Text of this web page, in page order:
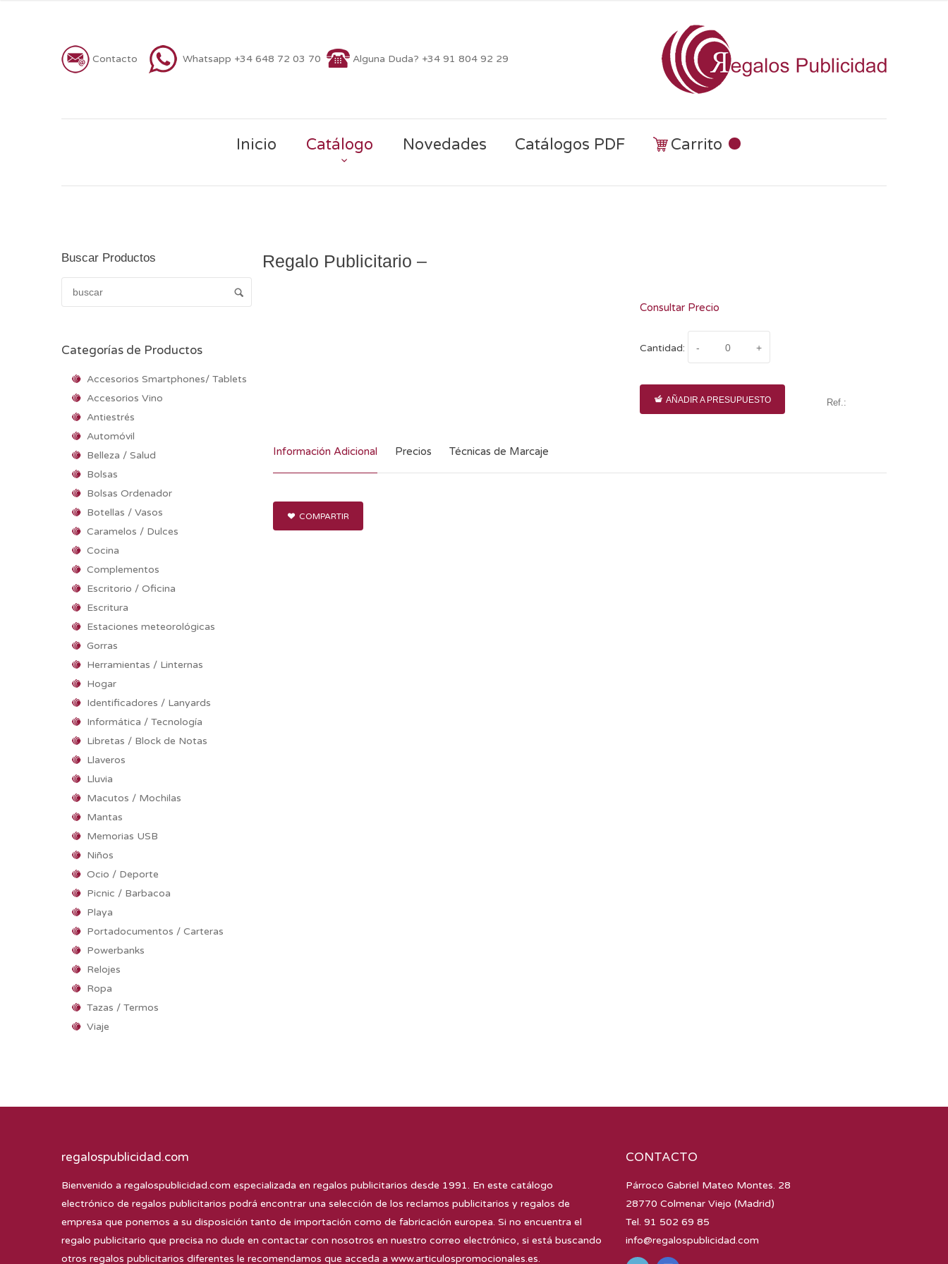
Contacto Whatsapp +34 648 72 03 70 Alguna Duda? +34 91 804 92 29
Inicio Catálogo Novedades Catálogos PDF Carrito
Buscar Productos
Categorías de Productos
Accesorios Smartphones/ Tablets
Accesorios Vino
Antiestrés
Automóvil
Belleza / Salud
Bolsas
Bolsas Ordenador
Botellas / Vasos
Caramelos / Dulces
Cocina
Complementos
Escritorio / Oficina
Escritura
Estaciones meteorológicas
Gorras
Herramientas / Linternas
Hogar
Identificadores / Lanyards
Informática / Tecnología
Libretas / Block de Notas
Llaveros
Lluvia
Macutos / Mochilas
Mantas
Memorias USB
Niños
Ocio / Deporte
Picnic / Barbacoa
Playa
Portadocumentos / Carteras
Powerbanks
Relojes
Ropa
Tazas / Termos
Viaje
Regalo Publicitario –
Consultar Precio
Cantidad:
AÑADIR A PRESUPUESTO Ref.:
Información Adicional Precios Técnicas de Marcaje
COMPARTIR
regalospublicidad.com
Bienvenido a regalospublicidad.com especializada en regalos publicitarios desde 1991. En este catálogo
electrónico de regalos publicitarios podrá encontrar una selección de los reclamos publicitarios y regalos de
empresa que ponemos a su disposición tanto de importación como de fabricación europea. Si no encuentra el
regalo publicitario que precisa no dude en contactar con nosotros en nuestro correo electrónico, si está buscando
otros regalos publicitarios diferentes le recomendamos que acceda a www.articulospromocionales.es.
CONTACTO
Párroco Gabriel Mateo Montes. 28
28770 Colmenar Viejo (Madrid)
Tel. 91 502 69 85
info@regalospublicidad.com